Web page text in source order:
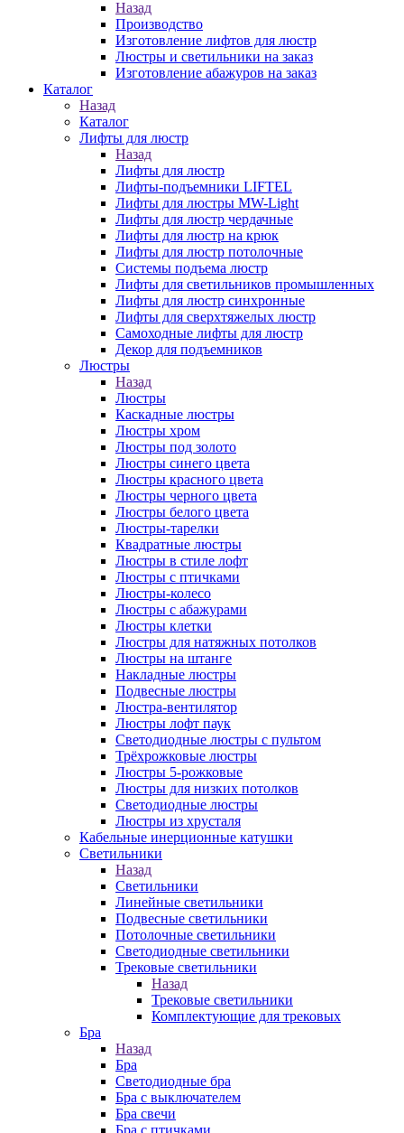
Назад
Производство
Изготовление лифтов для люстр
Люстры и светильники на заказ
Изготовление абажуров на заказ
Каталог
Назад
Каталог
Лифты для люстр
Назад
Лифты для люстр
Лифты-подъемники LIFTEL
Лифты для люстры MW-Light
Лифты для люстр чердачные
Лифты для люстр на крюк
Лифты для люстр потолочные
Системы подъема люстр
Лифты для светильников промышленных
Лифты для люстр синхронные
Лифты для сверхтяжелых люстр
Самоходные лифты для люстр
Декор для подъемников
Люстры
Назад
Люстры
Каскадные люстры
Люстры хром
Люстры под золото
Люстры синего цвета
Люстры красного цвета
Люстры черного цвета
Люстры белого цвета
Люстры-тарелки
Квадратные люстры
Люстры в стиле лофт
Люстры с птичками
Люстры-колесо
Люстры с абажурами
Люстры клетки
Люстры для натяжных потолков
Люстры на штанге
Накладные люстры
Подвесные люстры
Люстра-вентилятор
Люстры лофт паук
Светодиодные люстры с пультом
Трёхрожковые люстры
Люстры 5-рожковые
Люстры для низких потолков
Cветодиодные люстры
Люстры из хрусталя
Кабельные инерционные катушки
Светильники
Назад
Светильники
Линейные светильники
Подвесные светильники
Потолочные светильники
Светодиодные светильники
Трековые светильники
Назад
Трековые светильники
Комплектующие для трековых
Бра
Назад
Бра
Светодиодные бра
Бра с выключателем
Бра свечи
Бра с птичками